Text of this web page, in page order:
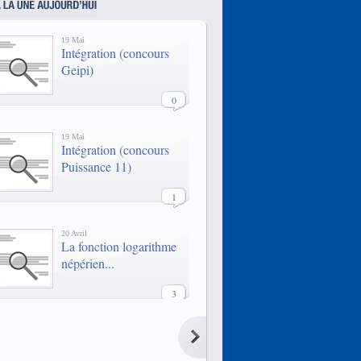
1957, l'Efrei compte 7 000 diplômés
chaque année.
19 Mai
Intégration (concours
Geipi)
0
19 Mai
Intégration (concours
Puissance 11)
1
20 Avril
La fonction logarithme
népérien...
3